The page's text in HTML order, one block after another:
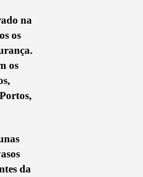
na
os
os
da